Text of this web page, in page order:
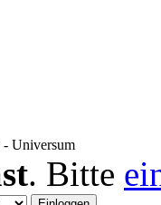
- Universum
. Bitte